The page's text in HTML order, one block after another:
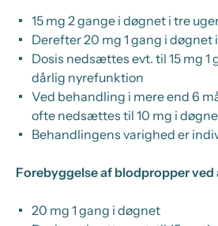
15 mg 2 gange i døgnet i tre
Derefter 20 mg 1 gang i døgnet
Dosis nedsættes evt. til 15 mg 1
dårlig nyrefunktion
Ved behandling i mere end 6
ofte nedsættes til 10 mg i
Behandlingens varighed er
Forebyggelse af blodpropper
20 mg 1 gang i døgnet